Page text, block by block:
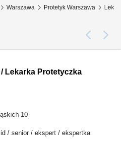
Warszawa Protetyk Warszawa
Lekarka Protetyczka
10
/ senior / ekspert / ekspertka